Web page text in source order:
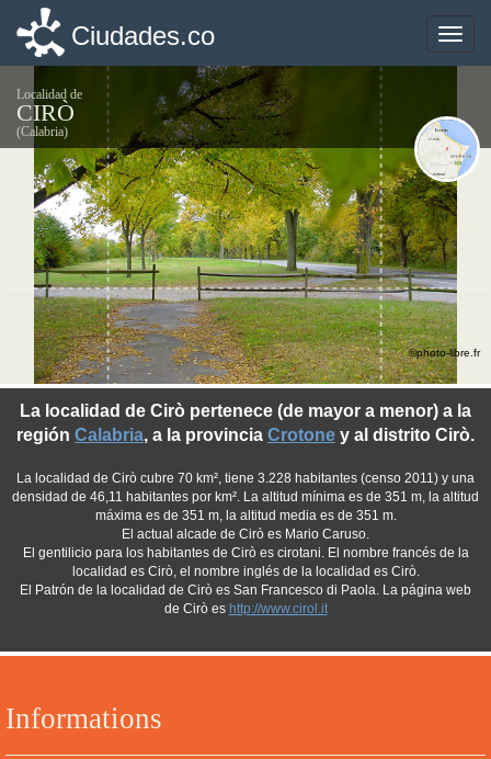
Toggle
Ciudades.co
Localidad de
CIRÒ
(Calabria)
Informations
La localidad de Cirò pertenece (de mayor a menor) a la
región Calabria, a la provincia Crotone y al distrito Cirò.
La localidad de Cirò cubre 70 km², tiene 3.228 habitantes (censo 2011) y una
densidad de 46,11 habitantes por km². La altitud mínima es de 351 m, la altitud
máxima es de 351 m, la altitud media es de 351 m.
El actual alcade de Cirò es Mario Caruso.
El gentilicio para los habitantes de Cirò es cirotani. El nombre francés de la
localidad es Cirò, el nombre inglés de la localidad es Cirò.
El Patrón de la localidad de Cirò es San Francesco di Paola. La página web
de Cirò es http://www.cirol.it
©photo-libre.fr
Toggle
Ciudades.co